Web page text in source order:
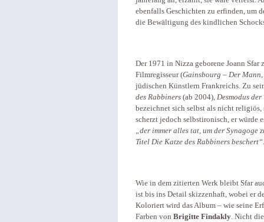
ebenfalls Geschichten zu erfinden, um
die Bewältigung des kindlichen
Der 1971 in Nizza geborene Joann
Filmregisseur (Gainsbourg – Der
jüdischen Künstlern Frankreichs. Zu
des Rabbiners (ab 2004), Desmodus der
bezeichnet sich selbst als nicht
scherzt jedoch selbstironisch, er würde
„der immer alles tat, um der Synagoge
Titel Die Katze des Rabbiners
Wie in dem zitierten Werk bleibt Sfar
ist bis ins Detail skizzenhaft, wobei er
Koloriert wird das Album – wie seine
Farben von Brigitte Findakly. Nicht